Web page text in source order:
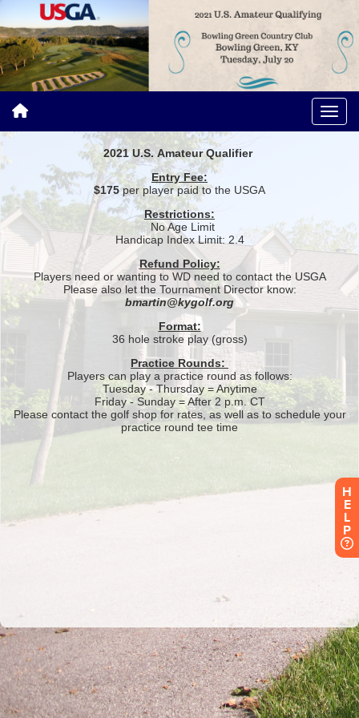
H
E
L
P